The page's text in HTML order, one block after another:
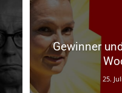
Gewinner
25.